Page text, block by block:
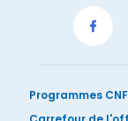
Programmes